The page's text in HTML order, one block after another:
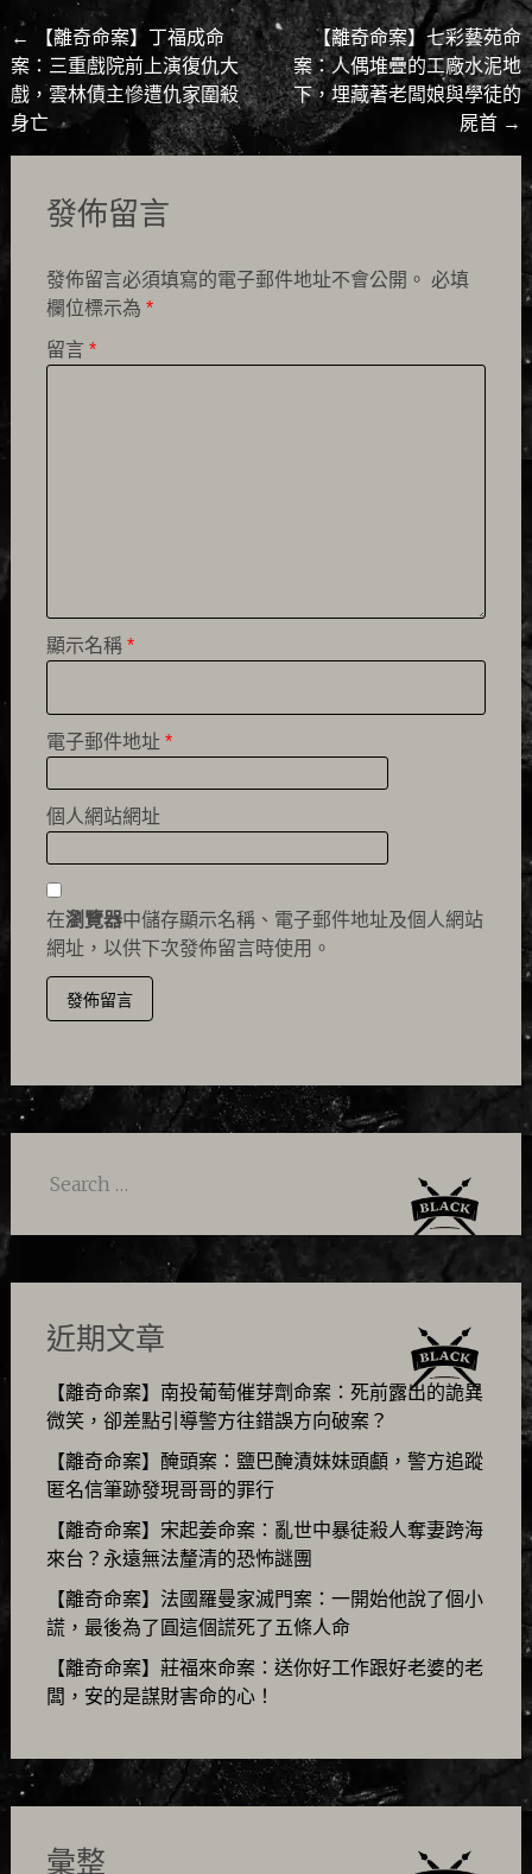
Post
navigation
←
【離奇命案】丁福成命
案：三重戲院前上演復仇大
戲，雲林債主慘遭仇家圍殺
身亡
【離奇命案】七彩藝苑命
案：人偶堆疊的工廠水泥地
下，埋藏著老闆娘與學徒的
屍首 →
發佈留言
發佈留言必須填寫的電子郵件地址不會公開。 必填
欄位標示為 *
留言 *
顯示名稱 *
電子郵件地址 *
個人網站網址
在瀏覽器中儲存顯示名稱、電子郵件地址及個人網站
網址，以供下次發佈留言時使用。
Search
近期文章
【離奇命案】南投葡萄催芽劑命案：死前露出的詭異
微笑，卻差點引導警方往錯誤方向破案？
【離奇命案】醃頭案：鹽巴醃漬妹妹頭顱，警方追蹤
匿名信筆跡發現哥哥的罪行
【離奇命案】宋起姜命案：亂世中暴徒殺人奪妻跨海
來台？永遠無法釐清的恐怖謎團
【離奇命案】法國羅曼家滅門案：一開始他說了個小
謊，最後為了圓這個謊死了五條人命
【離奇命案】莊福來命案：送你好工作跟好老婆的老
闆，安的是謀財害命的心！
彙整